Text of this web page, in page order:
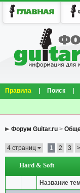
Правила Поиск
Форум Guitar.ru >
4 страниц 1 2 3 >
Hard & Soft
Название